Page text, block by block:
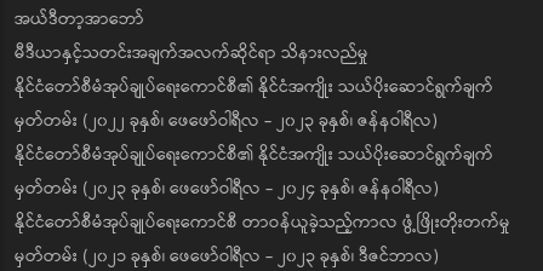
အယ်ဒီတာ့အာဘော်
မီဒီယာနှင့်သတင်းအချက်အလက်ဆိုင်ရာ သိနားလည်မှု
နိုင်ငံတော်စီမံအုပ်ချုပ်ရေးကောင်စီ၏ နိုင်ငံအကျိုး သယ်ပိုးဆောင်ရွက်ချက်
မှတ်တမ်း (၂၀၂၂ ခုနှစ်၊ ဖေဖော်ဝါရီလ - ၂၀၂၃ ခုနှစ်၊ ဇန်နဝါရီလ)
နိုင်ငံတော်စီမံအုပ်ချုပ်ရေးကောင်စီ၏ နိုင်ငံအကျိုး သယ်ပိုးဆောင်ရွက်ချက်
မှတ်တမ်း (၂၀၂၃ ခုနှစ်၊ ဖေဖော်ဝါရီလ - ၂၀၂၄ ခုနှစ်၊ ဇန်နဝါရီလ)
နိုင်ငံတော်စီမံအုပ်ချုပ်ရေးကောင်စီ တာဝန်ယူခဲ့သည့်ကာလ ဖွံ့ဖြိုးတိုးတက်မှု
မှတ်တမ်း (၂၀၂၁ ခုနှစ်၊ ဖေဖော်ဝါရီလ - ၂၀၂၃ ခုနှစ်၊ ဒီဇင်ဘာလ)